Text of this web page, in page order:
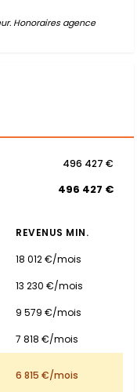
Honoraires agence
496 427 €
496 427 €
REVENUS MIN.
18 012 €/mois
13 230 €/mois
9 579 €/mois
7 818 €/mois
6 815 €/mois